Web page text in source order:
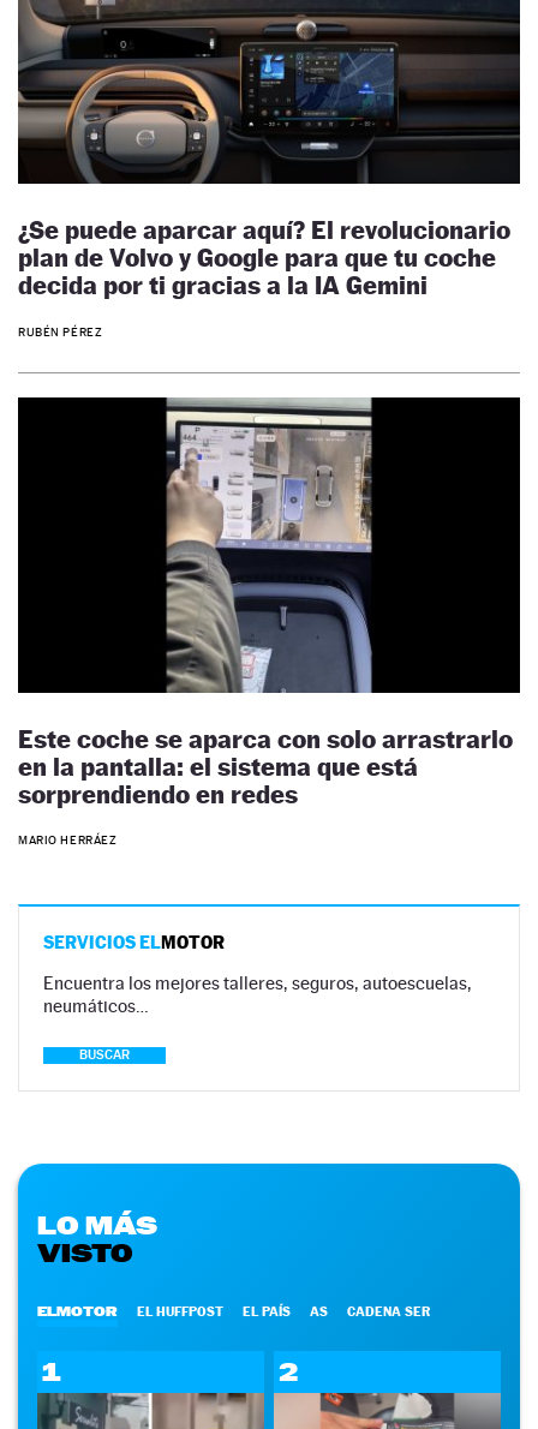
¿Se puede aparcar aquí? El revolucionario
plan de Volvo y Google para que tu coche
decida por ti gracias a la IA Gemini
RUBÉN PÉREZ
Este coche se aparca con solo arrastrarlo
en la pantalla: el sistema que está
sorprendiendo en redes
MARIO HERRÁEZ
SERVICIOS ELMOTOR
Encuentra los mejores talleres, seguros, autoescuelas,
neumáticos…
BUSCAR
LO MÁS
VISTO
ELMOTOR EL HUFFPOST EL PAÍS AS CADENA SER
1 2